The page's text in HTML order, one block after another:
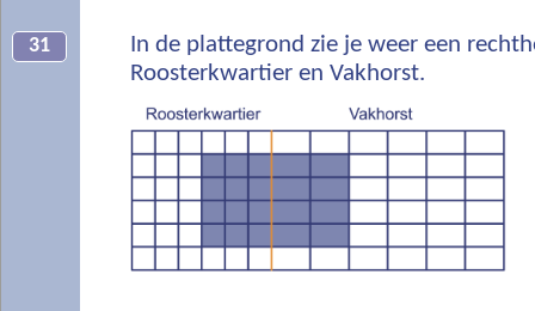
31
In de plattegrond zie je weer een
Roosterkwartier en Vakhorst.